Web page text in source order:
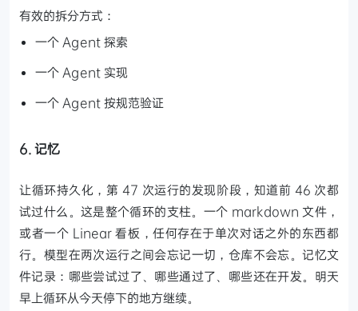
有效的拆分方式：
一个 Agent 探索
一个 Agent 实现
一个 Agent 按规范验证
6. 记忆
让循环持久化，第 47 次运行的发现阶段，知道前 46 次都
试过什么。这是整个循环的支柱。一个 markdown 文件，
或者一个 Linear 看板，任何存在于单次对话之外的东西都
行。模型在两次运行之间会忘记一切，仓库不会忘。记忆文
件记录：哪些尝试过了、哪些通过了、哪些还在开发。明天
早上循环从今天停下的地方继续。